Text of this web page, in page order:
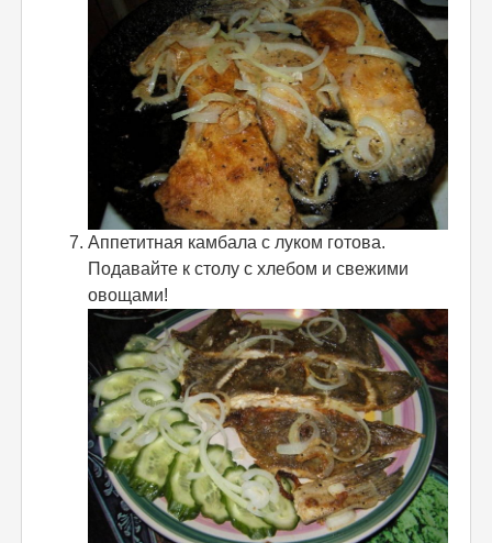
Аппетитная камбала с луком готова.
Подавайте к столу с хлебом и свежими
овощами!